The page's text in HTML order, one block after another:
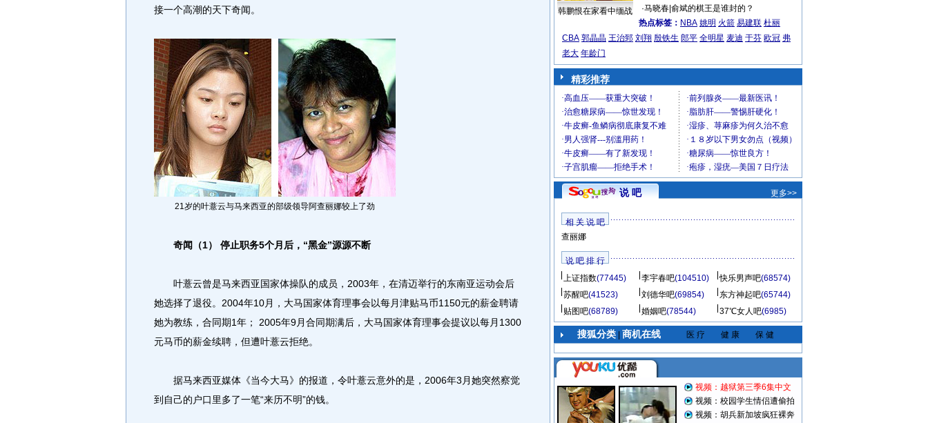
接一个高潮的天下奇闻。
21岁的叶薏云与马来西亚的部级领导阿查丽娜较上了劲
奇闻（1） 停止职务5个月后，“黑金”源源不断
叶薏云曾是马来西亚国家体操队的成员，2003年，在清迈举行的东南亚运动会后
她选择了退役。2004年10月，大马国家体育理事会以每月津贴马币1150元的薪金聘请
她为教练，合同期1年； 2005年9月合同期满后，大马国家体育理事会提议以每月1300
元马币的薪金续聘，但遭叶薏云拒绝。
据马来西亚媒体《当今大马》的报道，令叶薏云意外的是，2006年3月她突然察觉
到自己的户口里多了一笔“来历不明”的钱。
韩鹏恨在家看中缅战
·马晓春| 俞斌的棋王是谁封的？
热点标签： NBA 姚明 火箭 易建联 杜丽
CBA 郭晶晶 王治郅 刘翔 殷铁生 郎平 全明星 麦迪 于芬 欧冠 弗
老大 年龄门
精彩推荐
说 吧 更多>>
相 关 说 吧
查丽娜
说 吧 排 行
上证指数(77445) 李宇春吧(104510) 快乐男声吧(68574)
苏醒吧(41523) 刘德华吧(69854) 东方神起吧(65744)
贴图吧(68789) 婚姻吧(78544) 37℃女人吧(6985)
搜狐分类| 商机在线 医 疗 健 康 保 健
视频：越狱第三季6集中文
视频：校园学生情侣遭偷拍
视频：胡兵新加坡疯狂裸奔